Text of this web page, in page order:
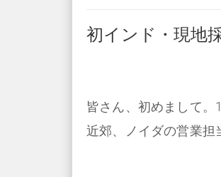
初インド・現地
皆さん、初めまして
近郊、ノイダの営業担